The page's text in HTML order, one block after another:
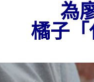
為
橘子